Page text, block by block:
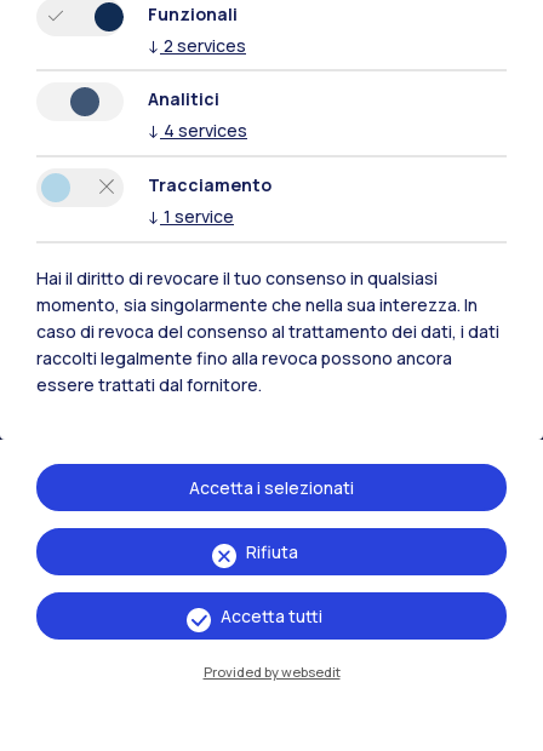
Polimi Community
Tutti i siti dell’ecosistema
Funzionali
↓ 2 services
Analitici
↓ 4 services
Tracciamento
↓ 1 service
Hai il diritto di revocare il tuo consenso in qualsiasi
momento, sia singolarmente che nella sua interezza. In
caso di revoca del consenso al trattamento dei dati, i dati
raccolti legalmente fino alla revoca possono ancora
essere trattati dal fornitore.
Rifiuta
Accetta i selezionati
Accetta tutti
Provided by websedit